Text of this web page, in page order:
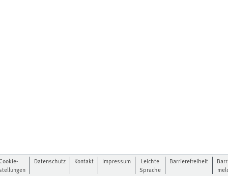
Datenschutz Kontakt Impressum
Leichte
Sprache
Barrierefreiheit